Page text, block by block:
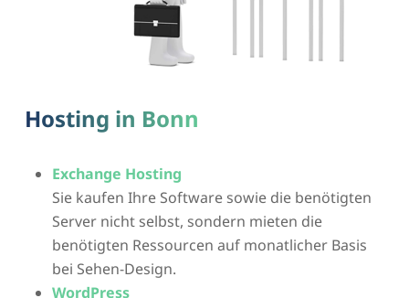
Hosting in Bonn
Exchange Hosting
Sie kaufen Ihre Software sowie die benötigten
Server nicht selbst, sondern mieten die
benötigten Ressourcen auf monatlicher Basis
bei Sehen-Design.
WordPress